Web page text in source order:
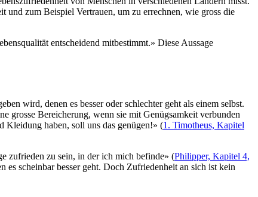
und zum Beispiel Vertrauen, um zu errechnen, wie gross die
entscheidend mitbestimmt.» Diese Aussage
wird, denen es besser oder schlechter geht als einem selbst.
grosse Bereicherung, wenn sie mit Genügsamkeit verbunden
Kleidung haben, soll uns das genügen!» (1. Timotheus, Kapitel
zufrieden zu sein, in der ich mich befinde» (Philipper, Kapitel 4,
es scheinbar besser geht. Doch Zufriedenheit an sich ist kein